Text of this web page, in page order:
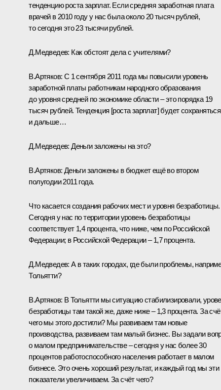
тенденцию роста зарплат. Если средняя заработная плата
врачей в 2010 году у нас была около 20 тысяч рублей,
то сегодня это 23 тысячи рублей.
Д.Медведев: Как обстоят дела с учителями?
В.Артяков: С 1 сентября 2011 года мы повысили уровень
заработной платы работникам народного образования
до уровня средней по экономике области – это порядка 19
тысяч рублей. Тенденция [роста зарплат] будет сохраняться
и дальше…
Д.Медведев: Деньги заложены на это?
В.Артяков: Деньги заложены в бюджет ещё во втором
полугодии 2011 года.
Что касается создания рабочих мест и уровня безработицы.
Сегодня у нас по территории уровень безработицы
соответствует 1,4 процента, что ниже, чем по Российской
Федерации; в Российской Федерации – 1,7 процента.
Д.Медведев: А в таких городах, где были проблемы,
Тольятти?
В.Артяков: В Тольятти мы ситуацию стабилизировали,
безработицы там такой же, даже ниже – 1,3 процента. За
чего мы этого достигли? Мы развиваем там новые
производства, развиваем там малый бизнес. Вы задали
о малом предпринимательстве – сегодня у нас более 30
процентов работоспособного населения работает в малом
бизнесе. Это очень хороший результат, и каждый год мы эти
показатели увеличиваем. За счёт чего?